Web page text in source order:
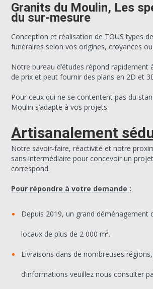
Granits du Moulin, Les
du sur-mesure
Conception et réalisation de TOUS types
funéraires selon vos origines, croyances
Notre bureau d’études répond rapidement
de prix et peut fournir des plans en 2D et
Pour ceux qui ne se contentent pas du
Moulin s’adapte à vos projets.
Artisanalement
Notre savoir-faire, réactivité et notre
sans intermédiaire pour concevoir un
correspond.
Pour répondre à votre demande :
Depuis 2019, un grand déménagement
locaux de plus de 2 000 m².
Livraisons dans de nombreuses
d’informations veuillez nous consulter